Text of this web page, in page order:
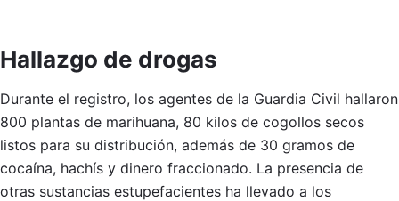
Hallazgo de drogas
Durante el registro, los agentes de la Guardia Civil hallaron
800 plantas de marihuana, 80 kilos de cogollos secos
listos para su distribución, además de 30 gramos de
cocaína, hachís y dinero fraccionado. La presencia de
otras sustancias estupefacientes ha llevado a los